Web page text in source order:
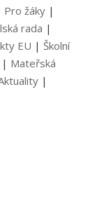
Pro žáky|
rada |
EU | Školní
| Mateřská
|